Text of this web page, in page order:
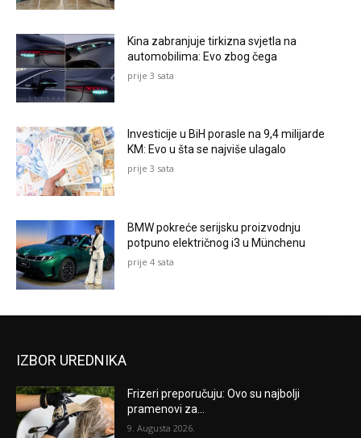
Kina zabranjuje tirkizna svjetla na
automobilima: Evo zbog čega
prije 3 sata
Investicije u BiH porasle na 9,4 milijarde
KM: Evo u šta se najviše ulagalo
prije 3 sata
BMW pokreće serijsku proizvodnju
potpuno električnog i3 u Münchenu
prije 4 sata
IZBOR UREDNIKA
Frizeri preporučuju: Ovo su najbolji
pramenovi za...
9. Augusta 2026.